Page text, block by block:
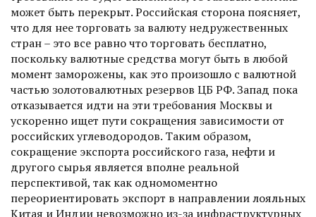
может быть перекрыт. Российская сторона поясняет,
что для нее торговать за валюту недружественных
стран – это все равно что торговать бесплатно,
поскольку валютные средства могут быть в любой
момент заморожены, как это произошло с валютной
частью золотовалютных резервов ЦБ РФ. Запад пока
отказывается идти на эти требования Москвы и
ускоренно ищет пути сокращения зависимости от
российских углеводородов. Таким образом,
сокращение экспорта российского газа, нефти и
другого сырья является вполне реальной
перспективой, так как одномоментно
переориентировать экспорт в направлении лояльных
Китая и Индии невозможно из-за инфраструктурных